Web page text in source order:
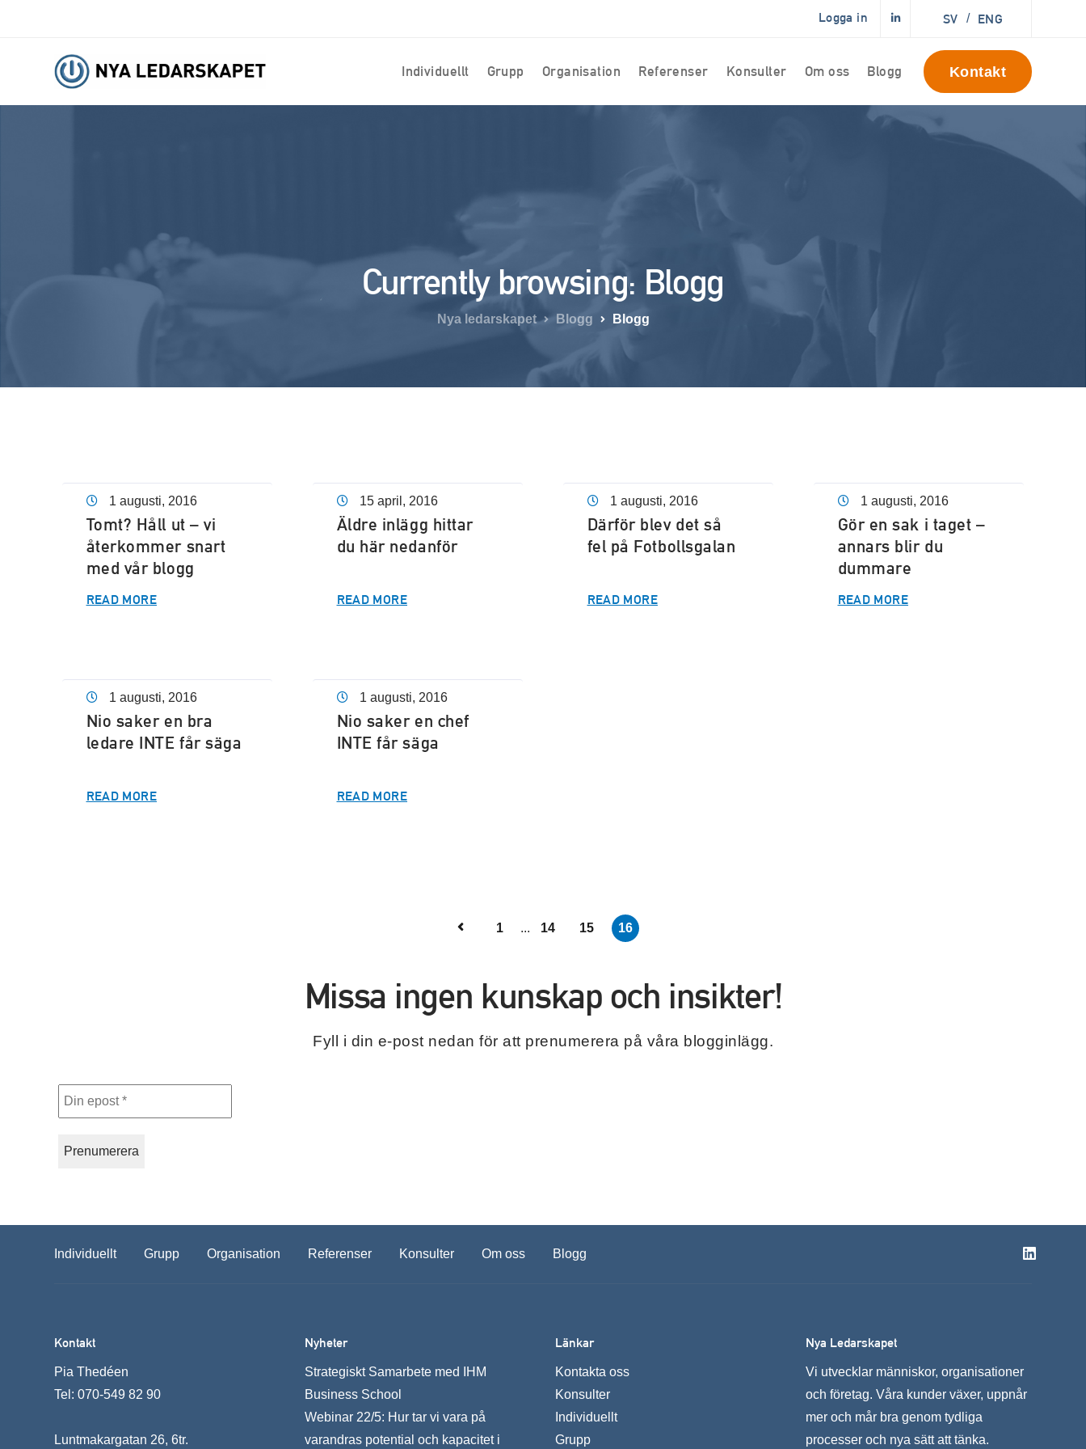
Logga in SV / ENG
Individuellt Grupp Organisation Referenser Konsulter Om oss Blogg Kontakt
Currently browsing: Blogg
Nya ledarskapet Blogg Blogg
1 augusti, 2016
Tomt? Håll ut – vi
återkommer snart
med vår blogg
READ MORE
15 april, 2016
Äldre inlägg hittar
du här nedanför
READ MORE
1 augusti, 2016
Därför blev det så
fel på Fotbollsgalan
READ MORE
1 augusti, 2016
Gör en sak i taget –
annars blir du
dummare
READ MORE
1 augusti, 2016
Nio saker en bra
ledare INTE får säga
READ MORE
1 augusti, 2016
Nio saker en chef
INTE får säga
READ MORE
1 ... 14 15 16
Missa ingen kunskap och insikter!
Fyll i din e-post nedan för att prenumerera på våra blogginlägg.
Din
epost
Individuellt Grupp Organisation Referenser Konsulter Om oss Blogg
Kontakt
Pia Thedéen
Tel: 070-549 82 90
Luntmakargatan 26, 6tr.
Nyheter
Strategiskt Samarbete med IHM
Business School
Webinar 22/5: Hur tar vi vara på
varandras potential och kapacitet i
Länkar
Kontakta oss
Konsulter
Individuellt
Grupp
Nya Ledarskapet
Vi utvecklar människor, organisationer
och företag. Våra kunder växer, uppnår
mer och mår bra genom tydliga
processer och nya sätt att tänka.